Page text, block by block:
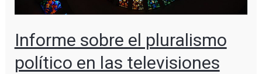
Informe sobre el pluralismo
político en las televisiones